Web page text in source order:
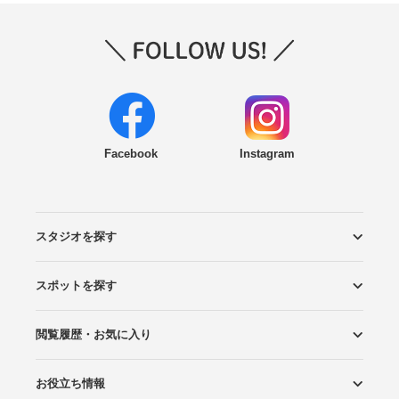
Facebook Instagram
スタジオを探す
エリアから探す
こだわりから探す
NEW PHOTO STYLE
プランから探す
フォトタイプ診断
フォトグラファーから探す
国内リゾートから探す
スポットを探す
ロケーションから探す
スタジオから探す
閲覧履歴・お気に入り
閲覧スタジオ
お気に入り
お役立ち情報